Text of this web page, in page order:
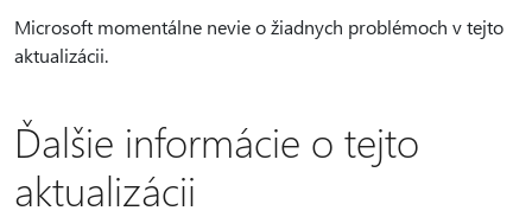
Microsoft momentálne nevie o žiadnych problémoch v tejto
aktualizácii.
Ďalšie informácie o tejto
aktualizácii